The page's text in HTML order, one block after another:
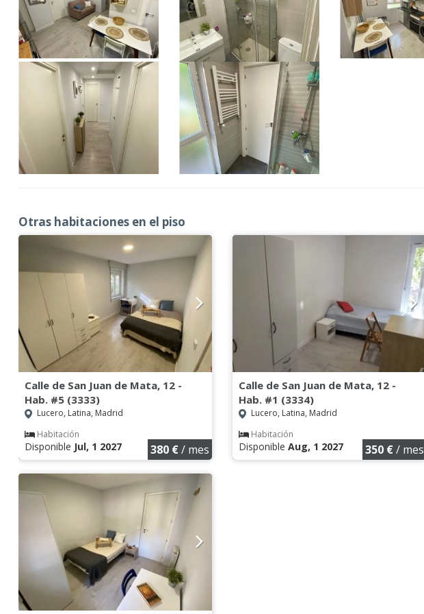
Otras habitaciones en el piso
Calle de San Juan de Mata, 12 -
Hab. #5 (3333)
Lucero, Latina, Madrid
Habitación
Disponible Jul, 1 2027 380 €/ mes
Calle de San Juan de Mata, 12 -
Hab. #1 (3334)
Lucero, Latina, Madrid
Habitación
DisponibleAug, 1 2027 350 €/ mes